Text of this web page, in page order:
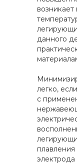
возникает
данного
легко,
с